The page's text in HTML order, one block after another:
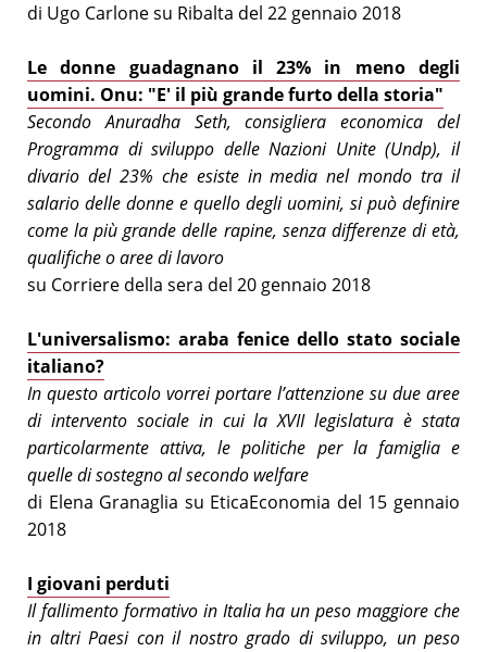
di Ugo Carlone su Ribalta del 22 gennaio 2018
Le donne guadagnano il 23% in meno degli
uomini. Onu: "E' il più grande furto della storia"
Secondo Anuradha Seth, consigliera economica del
Programma di sviluppo delle Nazioni Unite (Undp), il
divario del 23% che esiste in media nel mondo tra il
salario delle donne e quello degli uomini, si può definire
come la più grande delle rapine, senza differenze di età,
qualifiche o aree di lavoro
su Corriere della sera del 20 gennaio 2018
L'universalismo: araba fenice dello stato sociale
italiano?
In questo articolo vorrei portare l’attenzione su due aree
di intervento sociale in cui la XVII legislatura è stata
particolarmente attiva, le politiche per la famiglia e
quelle di sostegno al secondo welfare
di Elena Granaglia su EticaEconomia del 15 gennaio
2018
I giovani perduti
Il fallimento formativo in Italia ha un peso maggiore che
in altri Paesi con il nostro grado di sviluppo, un peso